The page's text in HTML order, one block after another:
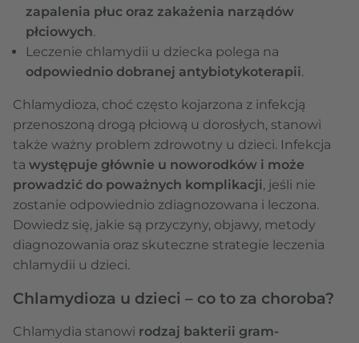
zapalenia płuc oraz zakażenia narządów
płciowych.
Leczenie chlamydii u dziecka polega na
odpowiednio dobranej antybiotykoterapii.
Chlamydioza, choć często kojarzona z infekcją
przenoszoną drogą płciową u dorosłych, stanowi
także ważny problem zdrowotny u dzieci. Infekcja
ta występuje głównie u noworodków i może
prowadzić do poważnych komplikacji, jeśli nie
zostanie odpowiednio zdiagnozowana i leczona.
Dowiedz się, jakie są przyczyny, objawy, metody
diagnozowania oraz skuteczne strategie leczenia
chlamydii u dzieci.
Chlamydioza u dzieci – co to za choroba?
Chlamydia stanowi rodzaj bakterii gram-